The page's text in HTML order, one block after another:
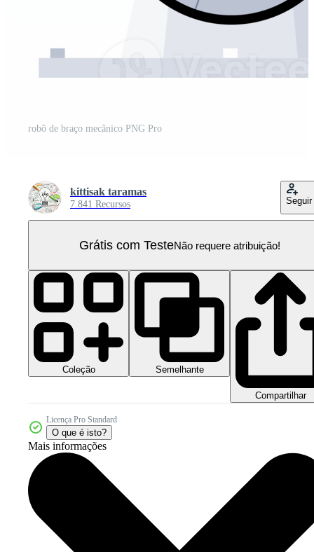
robô de braço mecânico PNG Pro
kittisak taramas
7.841 Recursos Seguir
Grátis com TesteNão requere atribuição!
Coleção Semelhante
Compartilhar
Licença Pro Standard
O que é isto?
Mais informações